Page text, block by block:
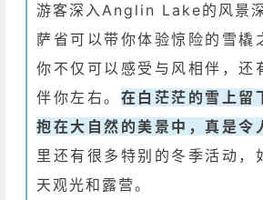
游客深入Anglin Lake的风景深
萨省可以带你体验惊险的雪橇
你不仅可以感受与风相伴，还
伴你左右。 在白茫茫的雪上留
抱在大自然的美景中，真是令
里还有很多特别的冬季活动，
天观光和露营。